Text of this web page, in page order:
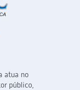
atua no
público,